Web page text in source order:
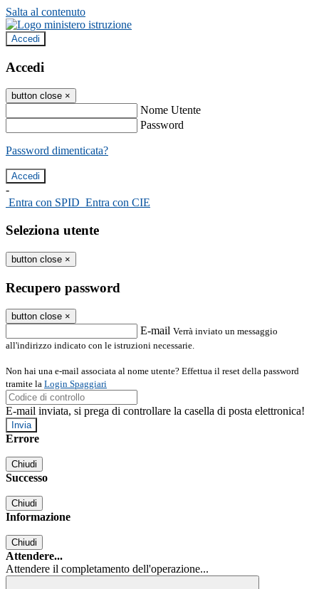
Salta al contenuto
Accedi
Accedi
button close ×
Nome Utente
Password
Password dimenticata?
-
Entra con SPID Entra con CIE
Seleziona utente
button close ×
Recupero password
button close ×
E-mail Verrà inviato un messaggio
all'indirizzo indicato con le istruzioni necessarie.
Non hai una e-mail associata al nome utente? Effettua il reset della password
tramite la Login Spaggiari
E-mail inviata, si prega di controllare la casella di posta elettronica!
Errore
Chiudi
Successo
Chiudi
Informazione
Chiudi
Attendere...
Attendere il completamento dell'operazione...